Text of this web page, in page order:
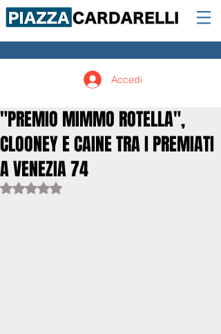
Accedi
"PREMIO MIMMO ROTELLA",
CLOONEY E CAINE TRA I PREMIATI
A VENEZIA 74
Valutazione NaN stelle su 5.